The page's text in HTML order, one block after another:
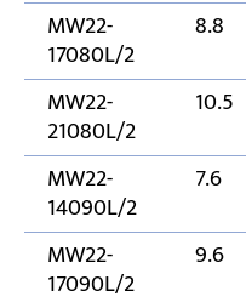
MW22-
17080L/2
8.8
MW22-
21080L/2
10.5
MW22-
14090L/2
7.6
MW22-
17090L/2
9.6